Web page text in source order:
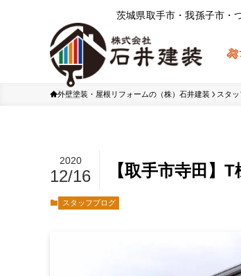
茨城県取⼿市・我孫⼦市・
外壁塗装・屋根リフォームの（株）石井建装 スタ
【取手市寺田】
2020
12/16
スタッフブログ